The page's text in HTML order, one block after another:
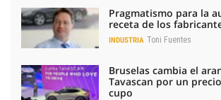
Pragmatismo para la
receta de los
INDUSTRIA Toni Fuentes
Bruselas cambia el
Tavascan por un
cupo